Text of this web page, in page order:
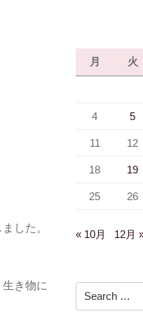
した。
き物に
月
火
4 5
11 12
18 19
25 26
« 10月 12月
Search for: